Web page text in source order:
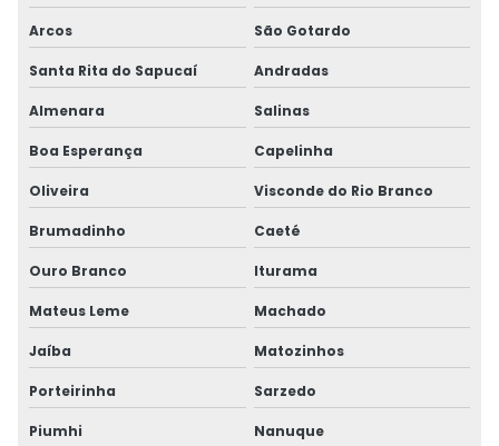
Arcos São Gotardo
Santa Rita do Sapucaí Andradas
Almenara Salinas
Boa Esperança Capelinha
Oliveira Visconde do Rio Branco
Brumadinho Caeté
Ouro Branco Iturama
Mateus Leme Machado
Jaíba Matozinhos
Porteirinha Sarzedo
Piumhi Nanuque